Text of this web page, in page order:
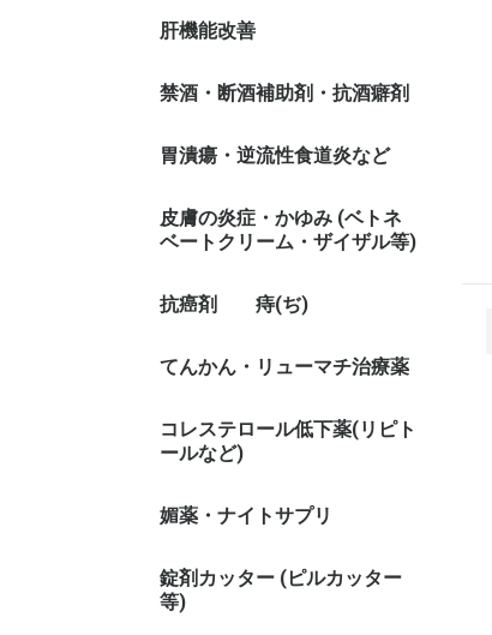
肝機能改善
禁酒・断酒補助剤・抗酒癖剤
胃潰瘍・逆流性食道炎など
皮膚の炎症・かゆみ (ベトネ
ベートクリーム・ザイザル等)
抗癌剤 痔(ぢ)
てんかん・リューマチ治療薬
コレステロール低下薬(リピト
ールなど)
媚薬・ナイトサプリ
錠剤カッター (ピルカッター
等)